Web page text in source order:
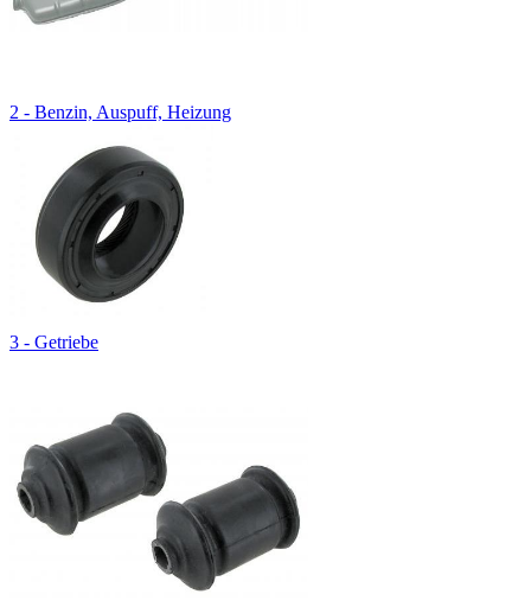
2 - Benzin, Auspuff, Heizung
3 - Getriebe